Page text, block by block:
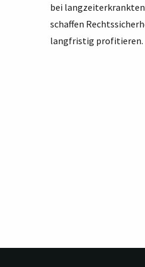
bei
schaffen
langfristig profitieren.